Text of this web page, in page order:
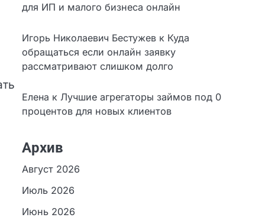
карты для ИП и малого бизнеса онлайн
Игорь Николаевич БестужевкКуда
обращаться если онлайн заявку
рассматривают слишком долго
ЕленакЛучшие агрегаторы займов под 0
процентов для новых клиентов
Архив
Август 2026
Июль 2026
Июнь 2026